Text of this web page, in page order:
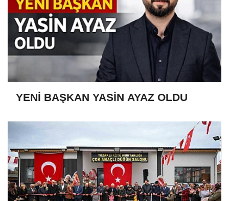
YENİ BAŞKAN YASİN AYAZ OLDU